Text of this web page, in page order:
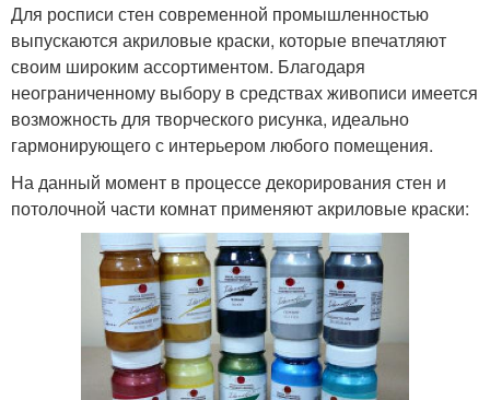
Для росписи стен современной промышленностью
выпускаются акриловые краски, которые впечатляют
своим широким ассортиментом. Благодаря
неограниченному выбору в средствах живописи имеется
возможность для творческого рисунка, идеально
гармонирующего с интерьером любого помещения.
На данный момент в процессе декорирования стен и
потолочной части комнат применяют акриловые краски: